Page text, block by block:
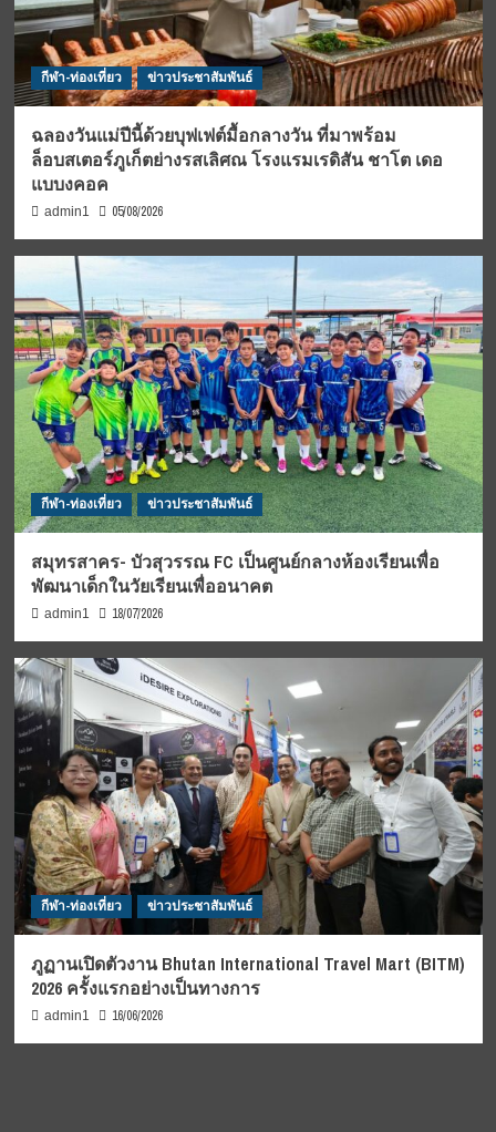
กีฬา-ท่องเที่ยว ข่าวประชาสัมพันธ์
ฉลองวันแม่ปีนี้ด้วยบุฟเฟต์มื้อกลางวัน ที่มาพร้อม
ล็อบสเตอร์ภูเก็ตย่างรสเลิศณ โรงแรมเรดิสัน ชาโต เดอ
แบบงคอค
admin1 05/08/2026
กีฬา-ท่องเที่ยว ข่าวประชาสัมพันธ์
สมุทรสาคร- บัวสุวรรณ FC เป็นศูนย์กลางห้องเรียนเพื่อ
พัฒนาเด็กในวัยเรียนเพื่ออนาคต
admin1 18/07/2026
กีฬา-ท่องเที่ยว ข่าวประชาสัมพันธ์
ภูฏานเปิดตัวงาน Bhutan International Travel Mart (BITM)
2026 ครั้งแรกอย่างเป็นทางการ
admin1 16/06/2026